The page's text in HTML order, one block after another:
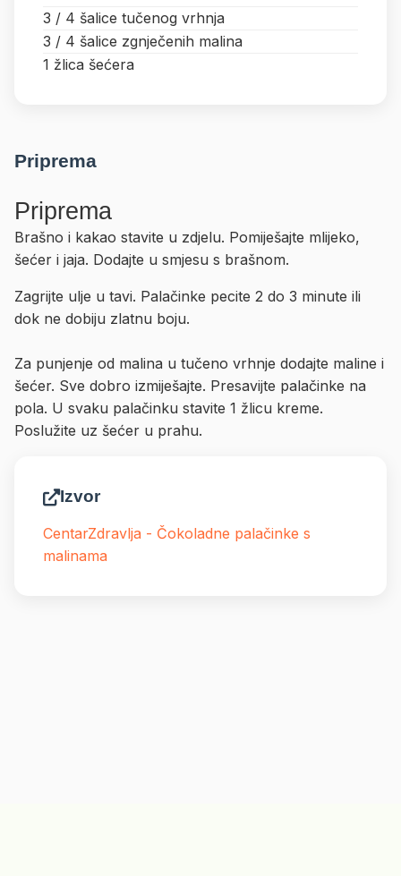
3 / 4 šalice tučenog vrhnja
3 / 4 šalice zgnječenih malina
1 žlica šećera
Priprema
Priprema
Brašno i kakao stavite u zdjelu. Pomiješajte mlijeko,
šećer i jaja. Dodajte u smjesu s brašnom.
Zagrijte ulje u tavi. Palačinke pecite 2 do 3 minute ili
dok ne dobiju zlatnu boju.
Za punjenje od malina u tučeno vrhnje dodajte maline i
šećer. Sve dobro izmiješajte. Presavijte palačinke na
pola. U svaku palačinku stavite 1 žlicu kreme.
Poslužite uz šećer u prahu.
Izvor
CentarZdravlja - Čokoladne palačinke s
malinama